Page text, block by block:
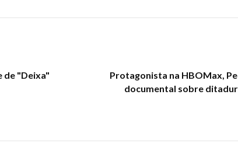
de "Deixa"
Protagonista na HBOMax,
documental sobre